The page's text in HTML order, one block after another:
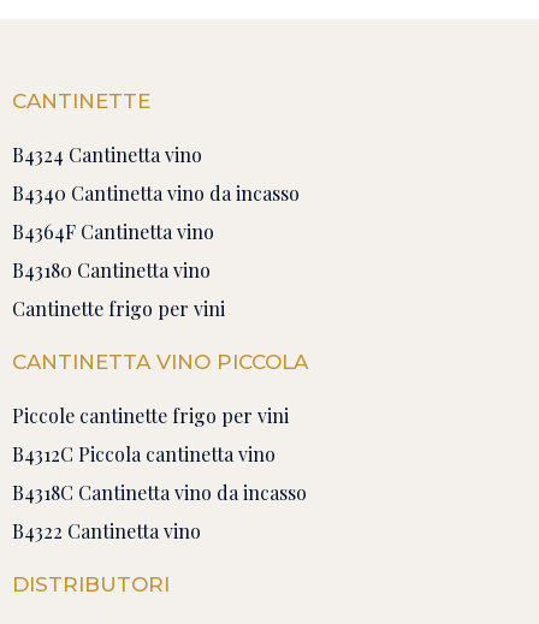
CANTINETTE
B4324 Cantinetta vino
B4340 Cantinetta vino da incasso
B4364F Cantinetta vino
B43180 Cantinetta vino
Cantinette frigo per vini
CANTINETTA VINO PICCOLA
Piccole cantinette frigo per vini
B4312C Piccola cantinetta vino
B4318C Cantinetta vino da incasso
B4322 Cantinetta vino
DISTRIBUTORI